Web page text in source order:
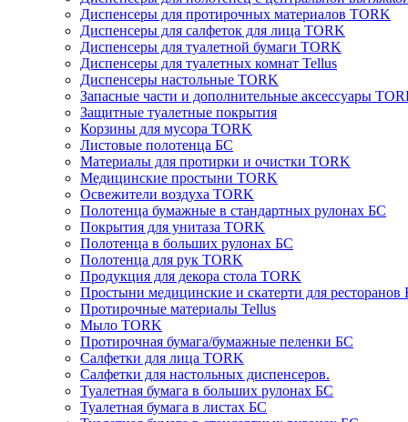
Диспенсеры для протирочных материалов TORK
Диспенсеры для салфеток для лица TORK
Диспенсеры для туалетной бумаги TORK
Диспенсеры для туалетных комнат Tellus
Диспенсеры настольные TORK
Запасные части и дополнительные аксессуары
Защитные туалетные покрытия
Корзины для мусора TORK
Листовые полотенца БС
Материалы для протирки и очистки TORK
Медицинские простыни TORK
Освежители воздуха TORK
Полотенца бумажные в стандартных рулонах БС
Покрытия для унитаза TORK
Полотенца в больших рулонах БС
Полотенца для рук TORK
Продукция для декора стола TORK
Простыни медицинские и скатерти для ресторанов
Протирочные материалы Tellus
Мыло TORK
Протирочная бумага/бумажные пеленки БС
Салфетки для лица TORK
Салфетки для настольных диспенсеров.
Туалетная бумага в больших рулонах БС
Туалетная бумага в листах БС